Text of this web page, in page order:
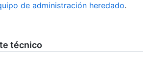
de administración heredado.
técnico